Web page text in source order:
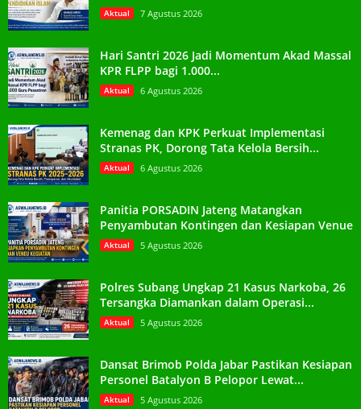
Aktual 7 Agustus 2026
Hari Santri 2026 Jadi Momentum Akad Massal
KPR FLPP bagi 1.000...
Aktual 6 Agustus 2026
Kemenag dan KPK Perkuat Implementasi
Stranas PK, Dorong Tata Kelola Bersih...
Aktual 6 Agustus 2026
Panitia PORSADIN Jateng Matangkan
Penyambutan Kontingen dan Kesiapan Venue
Aktual 5 Agustus 2026
Polres Subang Ungkap 21 Kasus Narkoba, 26
Tersangka Diamankan dalam Operasi...
Aktual 5 Agustus 2026
Dansat Brimob Polda Jabar Pastikan Kesiapan
Personel Batalyon B Pelopor Lewat...
Aktual 5 Agustus 2026